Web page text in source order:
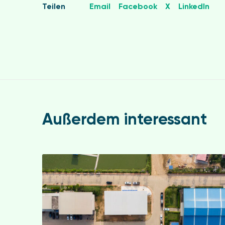
Teilen Email Facebook X LinkedIn
Außerdem interessant
n
E
f
G
u